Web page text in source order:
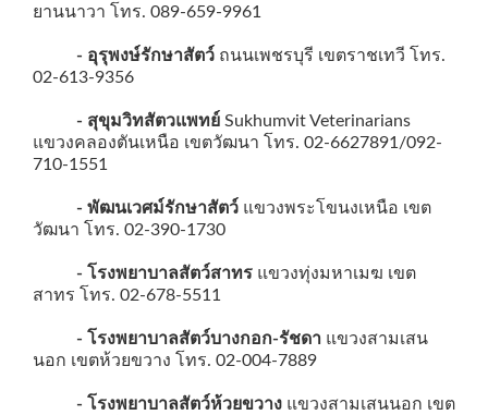
ยานนาวา โทร. 089-659-9961
- อุรุพงษ์รักษาสัตว์ ถนนเพชรบุรี เขตราชเทวี โทร.
02-613-9356
- สุขุมวิทสัตวแพทย์ Sukhumvit Veterinarians
แขวงคลองตันเหนือ เขตวัฒนา โทร. 02-6627891/092-
710-1551
- พัฒนเวศม์รักษาสัตว์ แขวงพระโขนงเหนือ เขต
วัฒนา โทร. 02-390-1730
- โรงพยาบาลสัตว์สาทร แขวงทุ่งมหาเมฆ เขต
สาทร โทร. 02-678-5511
- โรงพยาบาลสัตว์บางกอก-รัชดา แขวงสามเสน
นอก เขตห้วยขวาง โทร. 02-004-7889
- โรงพยาบาลสัตว์ห้วยขวาง แขวงสามเสนนอก เขต